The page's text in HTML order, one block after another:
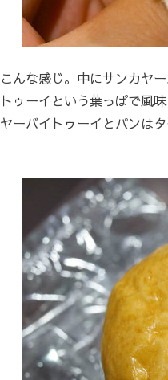
んな感じ。中にサンカヤ
ゥーイという葉っぱで風味
ーバイトゥーイとパンは